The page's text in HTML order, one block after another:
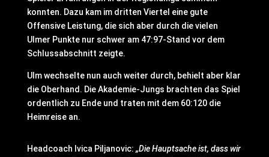
konnten. Dazu kam im dritten Viertel eine gute
Offensive Leistung, die sich aber durch die vielen
Ulmer Punkte nur schwer am 47:97-Stand vor dem
Schlussabschnitt zeigte.
Ulm wechselte nun auch weiter durch, behielt aber klar
die Oberhand. Die Akademie-Jungs brachten das Spiel
ordentlich zu Ende und traten mit dem 60:120 die
Heimreise an.
Headcoach Ivica Piljanovic: „Die Hauptsache ist, dass wir